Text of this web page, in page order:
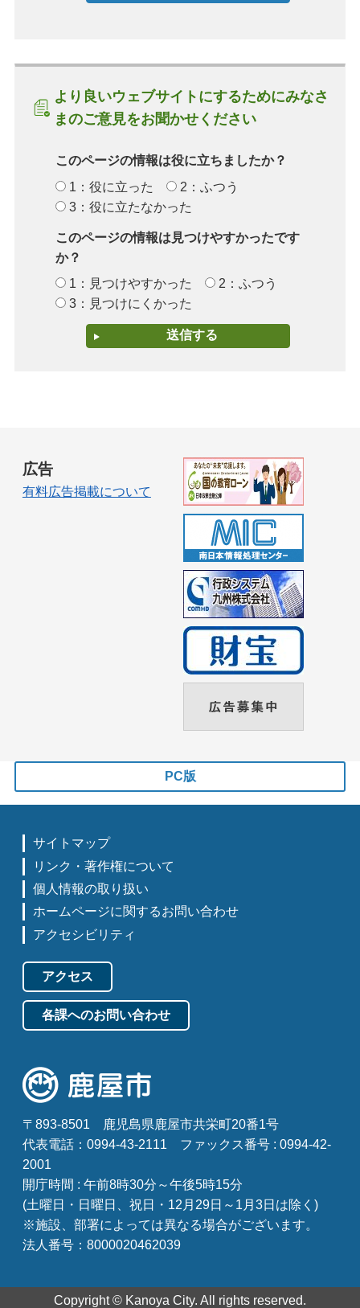
より良いウェブサイトにするためにみなさ
まのご意見をお聞かせください
このページの情報は役に立ちましたか？
1：役に立った
2：ふつう
3：役に立たなかった
このページの情報は見つけやすかったです
か？
1：見つけやすかった
2：ふつう
3：見つけにくかった
広告
有料広告掲載について
PC版
サイトマップ
リンク・著作権について
個人情報の取り扱い
ホームページに関するお問い合わせ
アクセシビリティ
アクセス
各課へのお問い合わせ
〒893-8501
鹿児島県鹿屋市共栄町20番1号
代表電話：0994-43-2111
ファックス番号 : 0994-42-
2001
開庁時間 : 午前8時30分～午後5時15分
(土曜日・日曜日、祝日・12月29日～1月3日は除く)
※施設、部署によっては異なる場合がございます。
法人番号：8000020462039
Copyright © Kanoya City. All rights reserved.